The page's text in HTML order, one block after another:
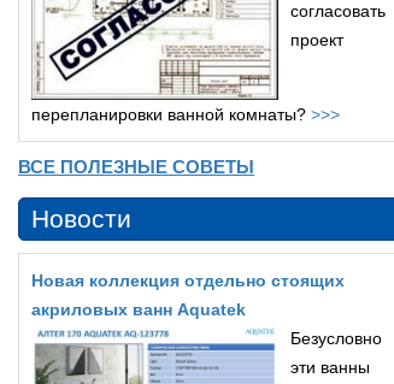
согласовать
проект
перепланировки ванной комнаты? >>>
ВСЕ ПОЛЕЗНЫЕ СОВЕТЫ
Новости
Новая коллекция отдельно стоящих
акриловых ванн Aquatek
Безусловно
эти ванны